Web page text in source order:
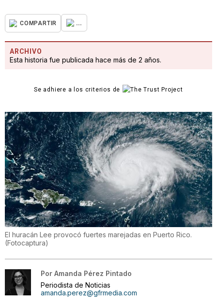
COMPARTIR ...
ARCHIVO
Esta historia fue publicada hace más de 2 años.
Se adhiere a los criterios de
El huracán Lee provocó fuertes marejadas en Puerto Rico.
(Fotocaptura)
Por Amanda Pérez Pintado
Periodista de Noticias
amanda.perez@gfrmedia.com